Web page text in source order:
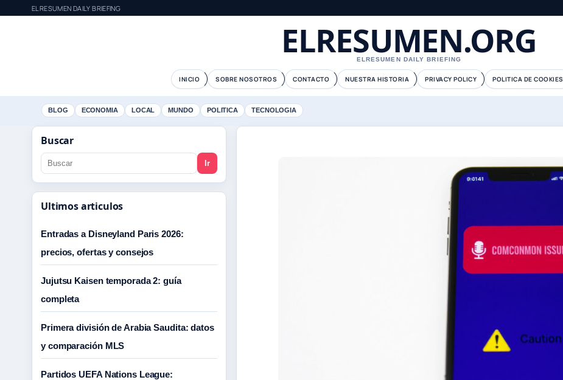
ELRESUMEN DAILY BRIEFING
ELRESUMEN.ORG
ELRESUMEN DAILY BRIEFING
INICIO SOBRE NOSOTROS CONTACTO NUESTRA HISTORIA PRIVACY POLICY POLITICA DE COOKIES
BLOG ECONOMIA LOCAL MUNDO POLITICA TECNOLOGIA
Buscar
Ir
Ultimos articulos
Entradas a Disneyland Paris 2026:
precios, ofertas y consejos
Jujutsu Kaisen temporada 2: guía
completa
Primera división de Arabia Saudita: datos
y comparación MLS
Partidos UEFA Nations League: